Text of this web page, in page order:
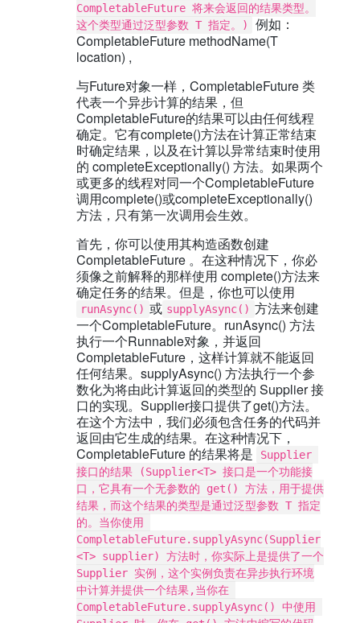
CompletableFuture 将来会返回的结果类型。
这个类型通过泛型参数 T 指定。)
例如：
CompletableFuturemethodName(T
location) ,
与Future对象一样，CompletableFuture 类
代表一个异步计算的结果，但
CompletableFuture的结果可以由任何线程
确定。它有complete()方法在计算正常结束
时确定结果，以及在计算以异常结束时使用
的 completeExceptionally() 方法。如果两个
或更多的线程对同一个CompletableFuture
调用complete()或completeExceptionally()
方法，只有第一次调用会生效。
首先，你可以使用其构造函数创建
CompletableFuture 。在这种情况下，你必
须像之前解释的那样使用 complete()方法来
确定任务的结果。但是，你也可以使用
runAsync() 或 supplyAsync() 方法来创建
一个CompletableFuture。runAsync() 方法
执行一个Runnable对象，并返回
CompletableFuture，这样计算就不能返回
任何结果。supplyAsync() 方法执行一个参
数化为将由此计算返回的类型的 Supplier 接
口的实现。Supplier接口提供了get()方法。
在这个方法中，我们必须包含任务的代码并
返回由它生成的结果。在这种情况下，
CompletableFuture 的结果将是
Supplier
接口的结果 (Supplier<T> 接口是一个功能接
口，它具有一个无参数的 get() 方法，用于提供
结果，而这个结果的类型是通过泛型参数 T 指定
的。当你使用
CompletableFuture.supplyAsync(Supplier
<T> supplier) 方法时，你实际上是提供了一个
Supplier 实例，这个实例负责在异步执行环境
中计算并提供一个结果,当你在
CompletableFuture.supplyAsync() 中使用